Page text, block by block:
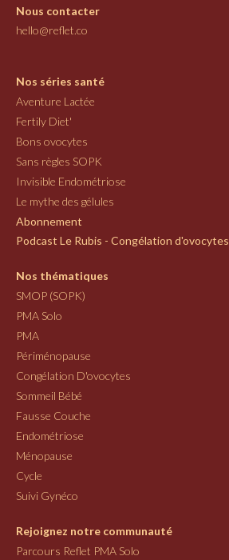
Nous contacter
hello@reflet.co
Nos séries santé
Aventure Lactée
Fertily Diet'
Bons ovocytes
Sans règles SOPK
Invisible Endométriose
Le mythe des gélules
Abonnement
Podcast Le Rubis - Congélation d'ovocytes
Nos thématiques
SMOP (SOPK)
PMA Solo
PMA
Périménopause
Congélation D'ovocytes
Sommeil Bébé
Fausse Couche
Endométriose
Ménopause
Cycle
Suivi Gynéco
Rejoignez notre communauté
Parcours Reflet PMA Solo